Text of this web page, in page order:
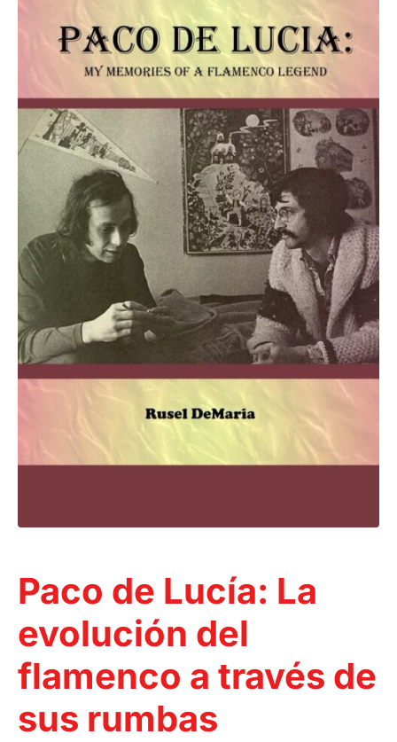
Paco de Lucía: La
evolución del
flamenco a través de
sus rumbas